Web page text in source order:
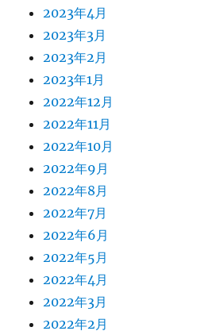
2023年4月
2023年3月
2023年2月
2023年1月
2022年12月
2022年11月
2022年10月
2022年9月
2022年8月
2022年7月
2022年6月
2022年5月
2022年4月
2022年3月
2022年2月